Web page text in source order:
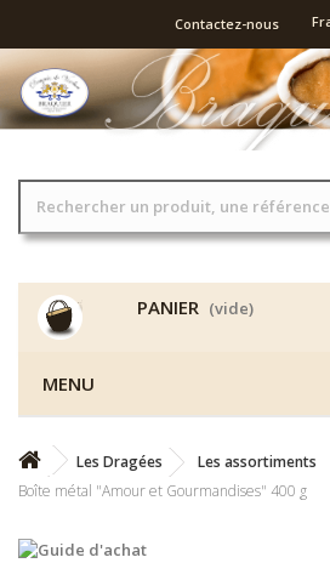
Contactez-nous
PANIER (vide)
MENU
Les Dragées Les assortiments
Boîte métal "Amour et Gourmandises" 400 g